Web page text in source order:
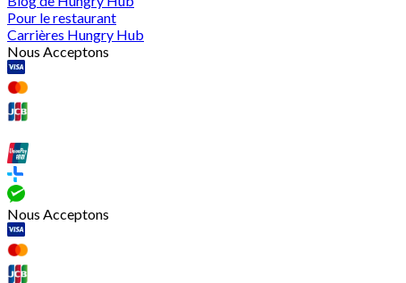
Pour le restaurant
Carrières Hungry Hub
Nous Acceptons
Nous Acceptons